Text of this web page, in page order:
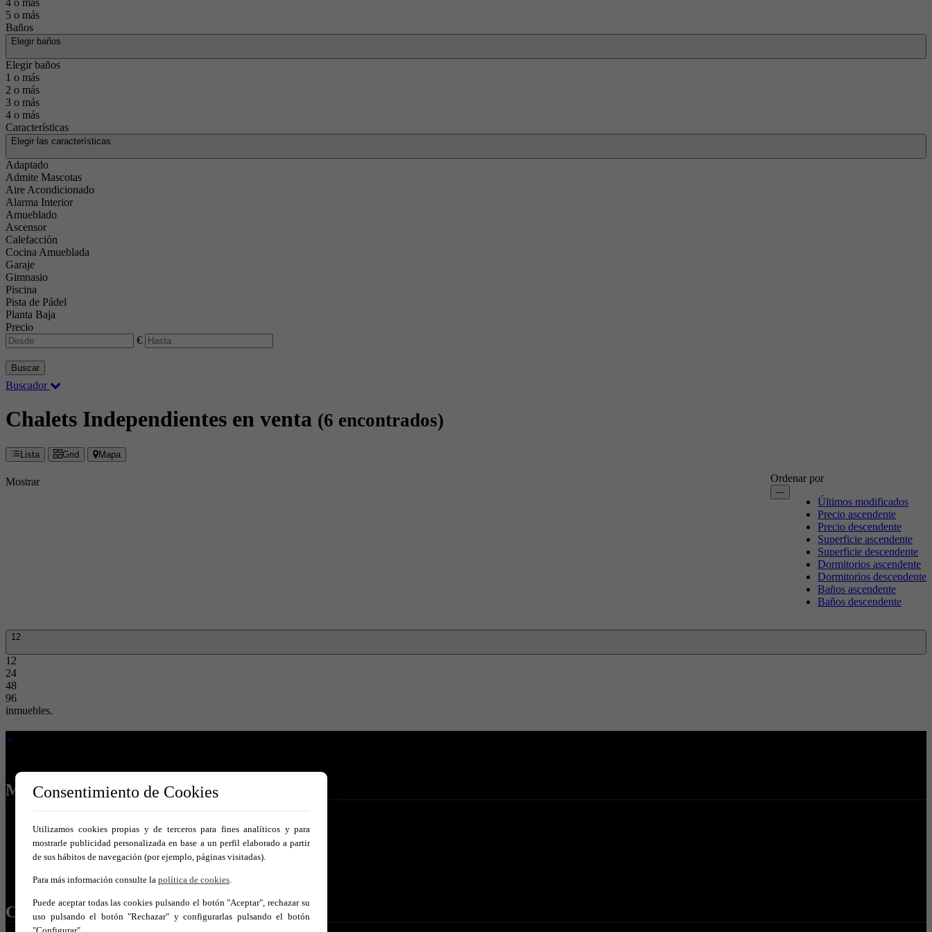
4 o más
5 o más
Baños
Elegir baños
Elegir baños
1 o más
2 o más
3 o más
4 o más
Características
Elegir las características
Adaptado
Admite Mascotas
Aire Acondicionado
Alarma Interior
Amueblado
Ascensor
Calefacción
Cocina Amueblada
Garaje
Gimnasio
Piscina
Pista de Pádel
Planta Baja
Precio
€
Buscar
Buscador
Chalets Independientes en venta (6 encontrados)
Lista Grid Mapa
Ordenar por
---
Últimos modificados
Precio ascendente
Precio descendente
Superficie ascendente
Superficie descendente
Dormitorios ascendente
Dormitorios descendente
Baños ascendente
Baños descendente
Mostrar
12
12
24
48
96
inmuebles.
MENÚ
Comprar
Alquilar
Vende tu inmueble
Contacto
CONTÁCTANOS
Consentimiento de Cookies
Utilizamos cookies propias y de terceros para fines analíticos y para
mostrarle publicidad personalizada en base a un perfil elaborado a partir
de sus hábitos de navegación (por ejemplo, páginas visitadas).
Para más información consulte la política de cookies.
Puede aceptar todas las cookies pulsando el botón "Aceptar", rechazar su
uso pulsando el botón "Rechazar" y configurarlas pulsando el botón